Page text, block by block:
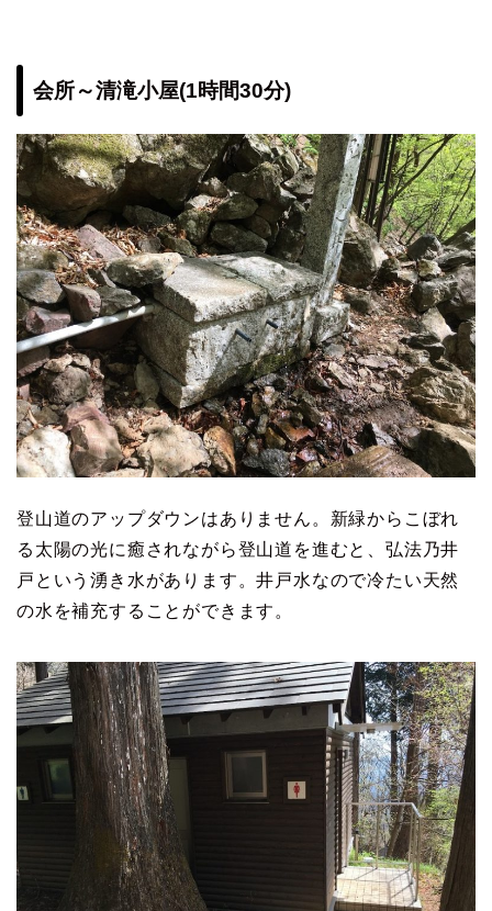
会所～清滝小屋(1時間30分)
登山道のアップダウンはありません。新緑からこぼれ
る太陽の光に癒されながら登山道を進むと、弘法乃井
戸という湧き水があります。井戸水なので冷たい天然
の水を補充することができます。